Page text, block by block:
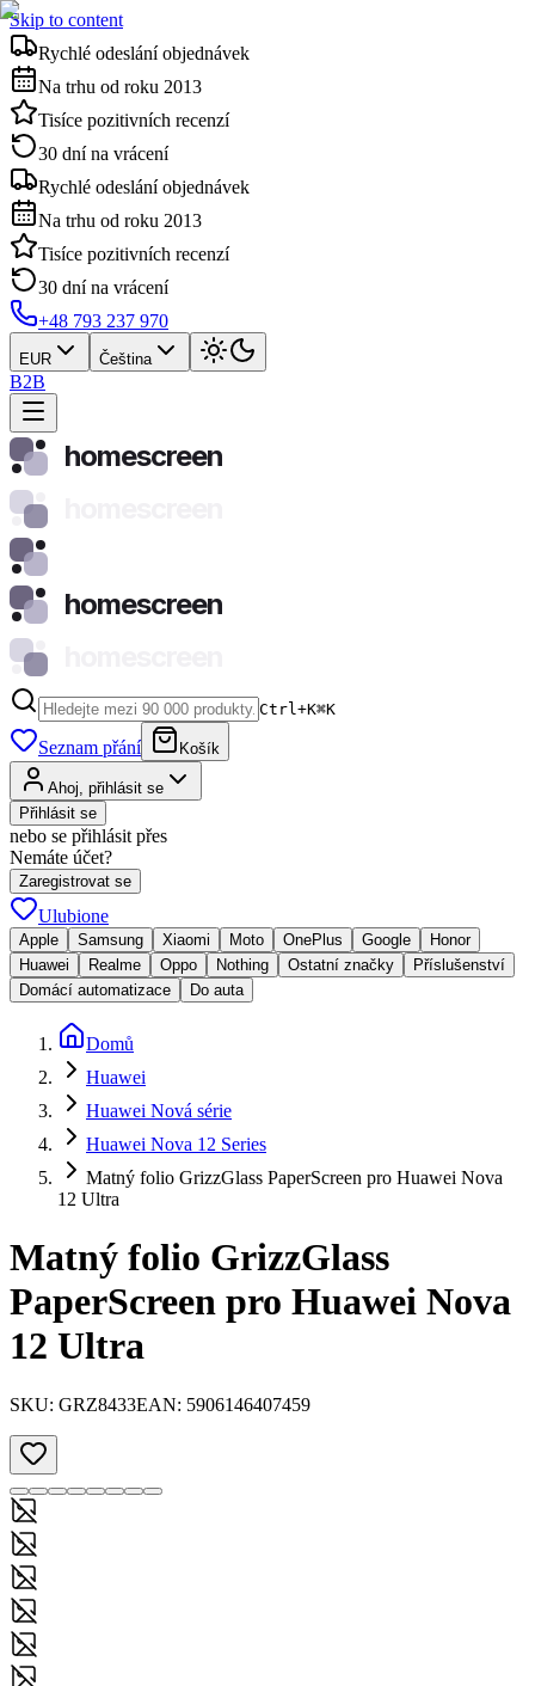
Skip to content
Rychlé odeslání objednávek
Na trhu od roku 2013
Tisíce pozitivních recenzí
30 dní na vrácení
Rychlé odeslání objednávek
Na trhu od roku 2013
Tisíce pozitivních recenzí
30 dní na vrácení
+48 793 237 970
EUR Čeština
B2B
homescreen
homescreen
Ctrl+K⌘K
Seznam přání Košík
Ahoj, přihlásit se
Přihlásit se
nebo se přihlásit přes
Nemáte účet?
Zaregistrovat se
Ulubione
Apple Samsung Xiaomi Moto OnePlus Google
Honor
Huawei
Realme Oppo Nothing Ostatní značky
Příslušenství
Domácí automatizace
Do auta
Domů
Huawei
Huawei Nová série
Huawei Nova 12 Series
Matný folio GrizzGlass PaperScreen pro Huawei Nova
12 Ultra
Matný folio GrizzGlass
PaperScreen pro Huawei Nova
12 Ultra
SKU: GRZ8433EAN: 5906146407459